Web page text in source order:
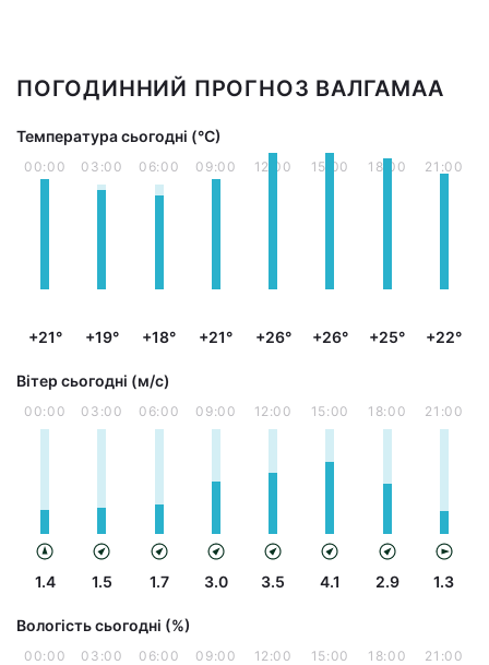
ПОГОДИННИЙ ПРОГНОЗ ВАЛГАМАА
Температура сьогодні (°С)
00:00
+21°
03:00
+19°
06:00
+18°
09:00
+21°
12:00
+26°
15:00
+26°
18:00
+25°
21:00
+22°
Вітер сьогодні (м/с)
00:00
1.4
03:00
1.5
06:00
1.7
09:00
3.0
12:00
3.5
15:00
4.1
18:00
2.9
21:00
1.3
Вологість сьогодні (%)
00:00 03:00 06:00 09:00 12:00 15:00 18:00 21:00